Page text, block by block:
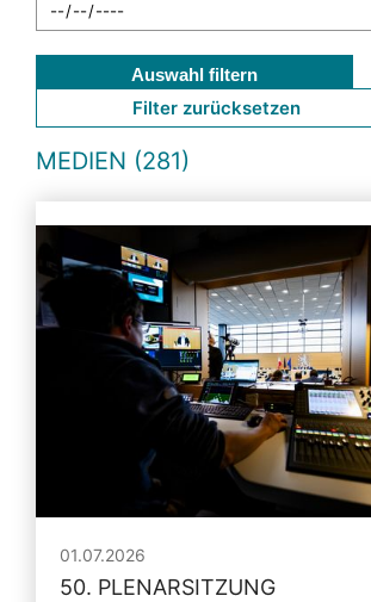
Auswahl filtern
Filter zurücksetzen
MEDIEN (281)
01.07.2026
50. PLENARSITZUNG